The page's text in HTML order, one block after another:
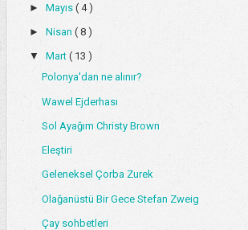
► Mayıs ( 4 )
► Nisan ( 8 )
▼ Mart ( 13 )
Polonya'dan ne alınır?
Wawel Ejderhası
Sol Ayağım Christy Brown
Eleştiri
Geleneksel Çorba Zurek
Olağanüstü Bir Gece Stefan Zweig
Çay sohbetleri